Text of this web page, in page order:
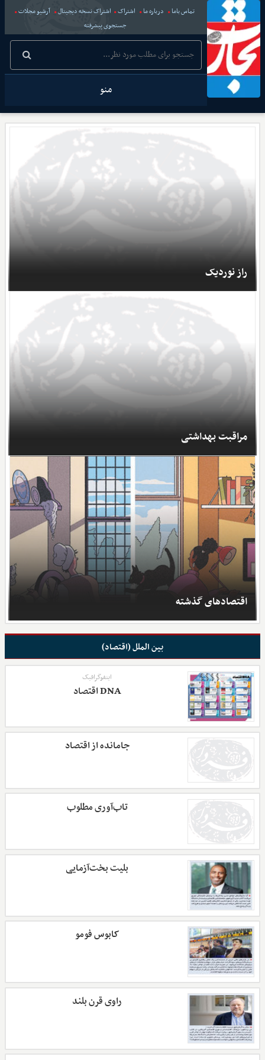
تماس باما درباره ما اشتراک اشتراک نسخه دیجیتال
آرشیو مجلات
جستجوی پیشرفته
منو
راز نوردیک
مراقبت بهداشتی
اقتصادهای گذشته
بین الملل (اقتصاد)
اینفوگرافیک
DNA اقتصاد
جامانده از اقتصاد
تاب‌آوری مطلوب
بلیت بخت‌آزمایی
کابوس فومو
راوی قرن بلند